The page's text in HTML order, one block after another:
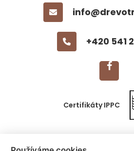
+420 541
Certifikáty IPPC
Výroba EUR palet